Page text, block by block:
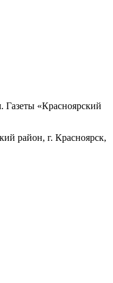
Газеты «Красноярский
район, г. Красноярск,